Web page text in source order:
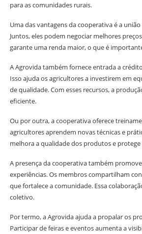
para as comunidades rurais.
Uma das vantagens da cooperativa é a
Juntos, eles podem negociar melhores
garante uma renda maior, o que é
A Agrovida também fornece entrada a
Isso ajuda os agricultores a investirem em
de qualidade. Com esses recursos, a
eficiente.
Ou por outra, a cooperativa oferece
agricultores aprendem novas técnicas e
melhora a qualidade dos produtos e
A presença da cooperativa também
experiências. Os membros compartilham
que fortalece a comunidade. Essa
coletivo.
Por termo, a Agrovida ajuda a propalar os
Participar de feiras e eventos aumenta a